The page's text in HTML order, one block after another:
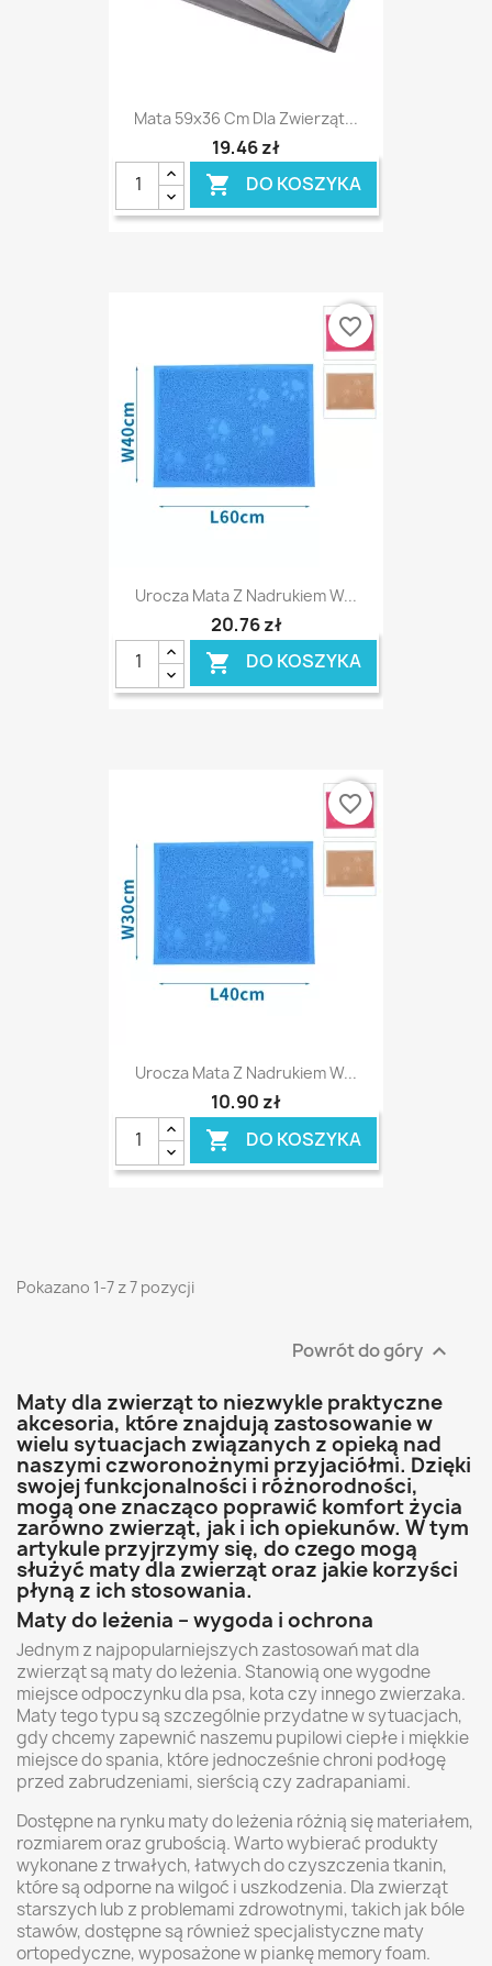
Mata 59x36 Cm Dla Zwierząt...
19,46 zł
 DO KOSZYKA
Urocza Mata Z Nadrukiem W...
20,76 zł
 DO KOSZYKA
favorite_border
Urocza Mata Z Nadrukiem W...
10,90 zł
 DO KOSZYKA
favorite_border
Pokazano 1-7 z 7 pozycji
Powrót do góry 
Maty dla zwierząt to niezwykle praktyczne
akcesoria, które znajdują zastosowanie w
wielu sytuacjach związanych z opieką nad
naszymi czworonożnymi przyjaciółmi. Dzięki
swojej funkcjonalności i różnorodności,
mogą one znacząco poprawić komfort życia
zarówno zwierząt, jak i ich opiekunów. W tym
artykule przyjrzymy się, do czego mogą
służyć maty dla zwierząt oraz jakie korzyści
płyną z ich stosowania.
Maty do leżenia – wygoda i ochrona
Jednym z najpopularniejszych zastosowań mat dla
zwierząt są maty do leżenia. Stanowią one wygodne
miejsce odpoczynku dla psa, kota czy innego zwierzaka.
Maty tego typu są szczególnie przydatne w sytuacjach,
gdy chcemy zapewnić naszemu pupilowi ciepłe i miękkie
miejsce do spania, które jednocześnie chroni podłogę
przed zabrudzeniami, sierścią czy zadrapaniami.
Dostępne na rynku maty do leżenia różnią się materiałem,
rozmiarem oraz grubością. Warto wybierać produkty
wykonane z trwałych, łatwych do czyszczenia tkanin,
które są odporne na wilgoć i uszkodzenia. Dla zwierząt
starszych lub z problemami zdrowotnymi, takich jak bóle
stawów, dostępne są również specjalistyczne maty
ortopedyczne, wyposażone w piankę memory foam.